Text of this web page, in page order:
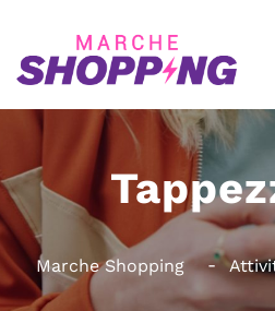
Marche Shopping